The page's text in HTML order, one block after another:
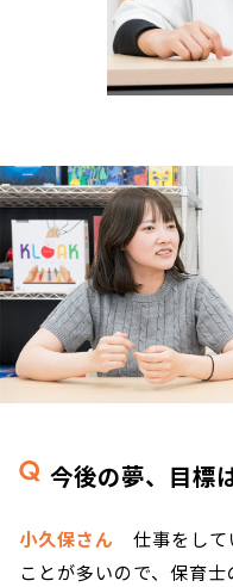
今後の夢、目標
小久保さん 仕事をして
ことが多いので、保育